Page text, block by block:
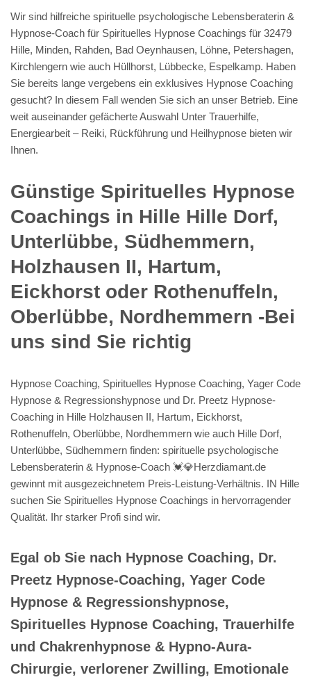
Wir sind hilfreiche spirituelle psychologische Lebensberaterin &
Hypnose-Coach für Spirituelles Hypnose Coachings für 32479
Hille, Minden, Rahden, Bad Oeynhausen, Löhne, Petershagen,
Kirchlengern wie auch Hüllhorst, Lübbecke, Espelkamp. Haben
Sie bereits lange vergebens ein exklusives Hypnose Coaching
gesucht? In diesem Fall wenden Sie sich an unser Betrieb. Eine
weit auseinander gefächerte Auswahl Unter Trauerhilfe,
Energiearbeit – Reiki, Rückführung und Heilhypnose bieten wir
Ihnen.
Günstige Spirituelles Hypnose
Coachings in Hille Hille Dorf,
Unterlübbe, Südhemmern,
Holzhausen II, Hartum,
Eickhorst oder Rothenuffeln,
Oberlübbe, Nordhemmern -Bei
uns sind Sie richtig
Hypnose Coaching, Spirituelles Hypnose Coaching, Yager Code
Hypnose & Regressionshypnose und Dr. Preetz Hypnose-
Coaching in Hille Holzhausen II, Hartum, Eickhorst,
Rothenuffeln, Oberlübbe, Nordhemmern wie auch Hille Dorf,
Unterlübbe, Südhemmern finden: spirituelle psychologische
Lebensberaterin & Hypnose-Coach 💓️💎Herzdiamant.de
gewinnt mit ausgezeichnetem Preis-Leistung-Verhältnis. IN Hille
suchen Sie Spirituelles Hypnose Coachings in hervorragender
Qualität. Ihr starker Profi sind wir.
Egal ob Sie nach Hypnose Coaching, Dr.
Preetz Hypnose-Coaching, Yager Code
Hypnose & Regressionshypnose,
Spirituelles Hypnose Coaching, Trauerhilfe
und Chakrenhypnose & Hypno-Aura-
Chirurgie, verlorener Zwilling, Emotionale